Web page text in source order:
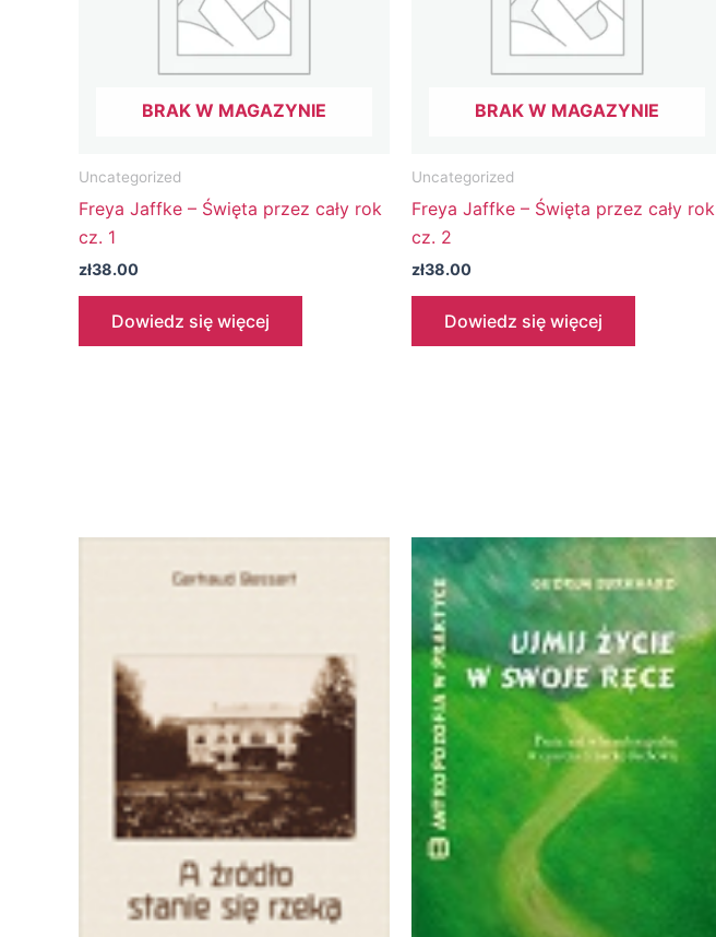
BRAK W MAGAZYNIE
Uncategorized
Freya Jaffke – Święta przez cały rok
cz. 1
zł38.00
Dowiedz się więcej
BRAK W MAGAZYNIE
Uncategorized
Freya Jaffke – Święta przez cały rok
cz. 2
zł38.00
Dowiedz się więcej